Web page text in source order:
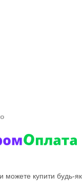
можете купити будь-